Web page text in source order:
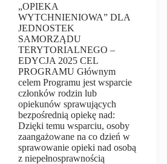
„OPIEKA
WYTCHNIENIOWA” DLA
JEDNOSTEK
SAMORZĄDU
TERYTORIALNEGO –
EDYCJA 2025 CEL
PROGRAMU Głównym
celem Programu jest wsparcie
członków rodzin lub
opiekunów sprawujących
bezpośrednią opiekę nad:
Dzięki temu wsparciu, osoby
zaangażowane na co dzień w
sprawowanie opieki nad osobą
z niepełnosprawnością